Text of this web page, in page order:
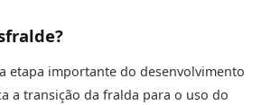
etapa importante do desenvolvimento
a transição da fralda para o uso do